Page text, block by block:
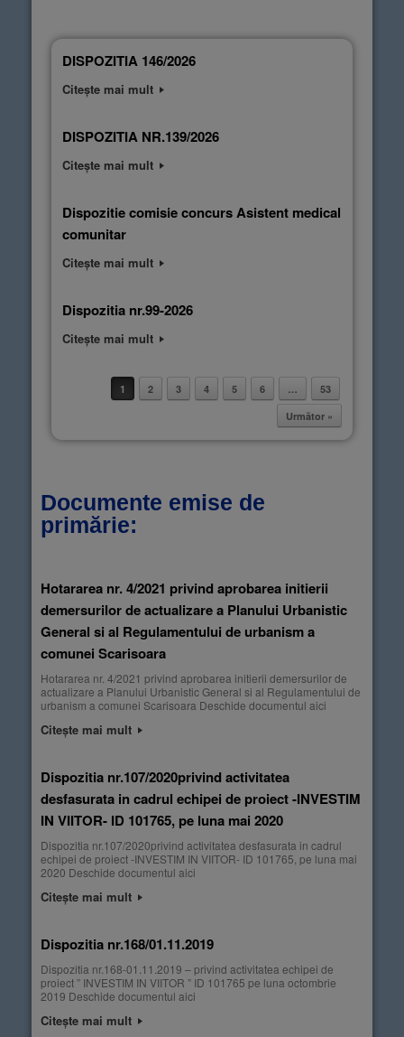
DISPOZITIA 146/2026
Citește mai mult
DISPOZITIA NR.139/2026
Citește mai mult
Dispozitie comisie concurs Asistent medical
comunitar
Citește mai mult
Dispozitia nr.99-2026
Citește mai mult
1 2 3 4 5 6 …
53
Următor »
Documente emise de
primărie:
Hotararea nr. 4/2021 privind aprobarea initierii
demersurilor de actualizare a Planului Urbanistic
General si al Regulamentului de urbanism a
comunei Scarisoara
Hotararea nr. 4/2021 privind aprobarea initierii demersurilor de
actualizare a Planului Urbanistic General si al Regulamentului de
urbanism a comunei Scarisoara Deschide documentul aici
Citește mai mult
Dispozitia nr.107/2020privind activitatea
desfasurata in cadrul echipei de proiect -INVESTIM
IN VIITOR- ID 101765, pe luna mai 2020
Dispozitia nr.107/2020privind activitatea desfasurata in cadrul
echipei de proiect -INVESTIM IN VIITOR- ID 101765, pe luna mai
2020 Deschide documentul aici
Citește mai mult
Dispozitia nr.168/01.11.2019
Dispozitia nr.168-01.11.2019 – privind activitatea echipei de
proiect ” INVESTIM IN VIITOR ” ID 101765 pe luna octombrie
2019 Deschide documentul aici
Citește mai mult